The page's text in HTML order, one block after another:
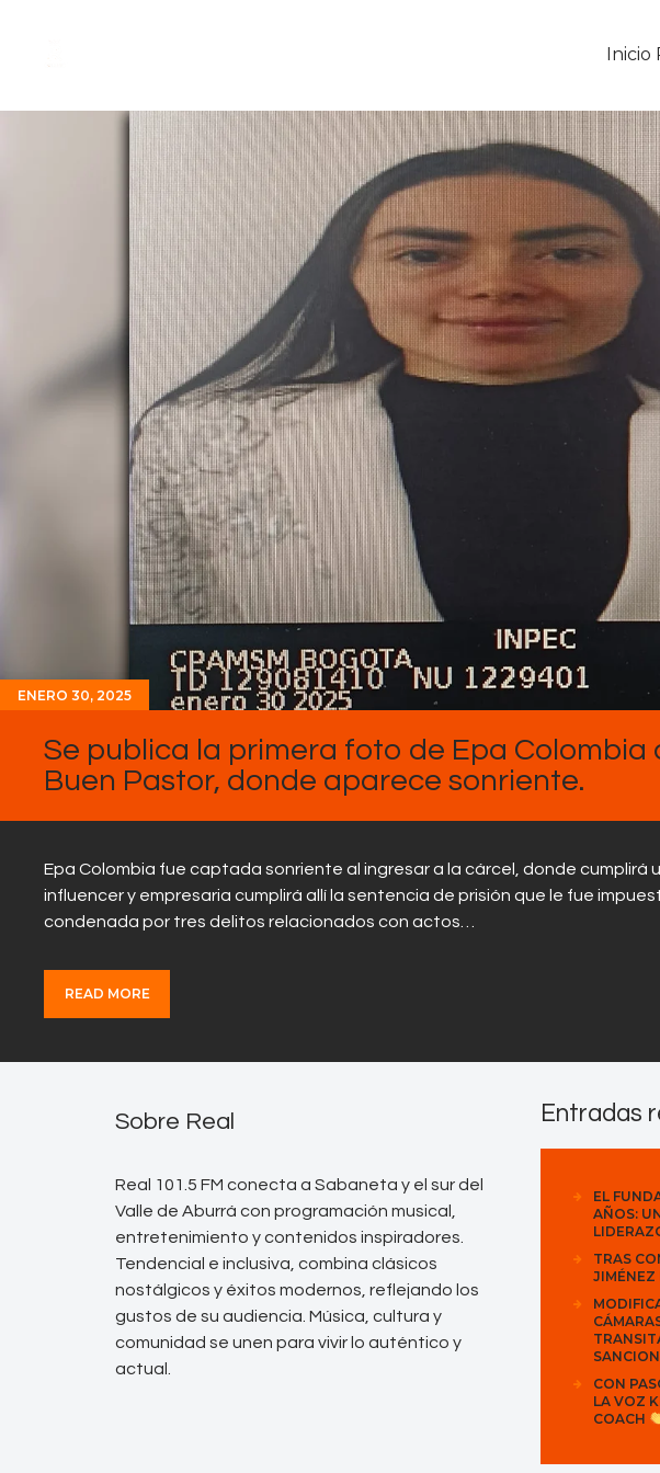
Inicio
En Vivo
Noticias
Equipo
Sobre
Contactos
ENERO 30, 2025
Se publica la primera foto de Epa Colombia
Buen Pastor, donde aparece sonriente.
Epa Colombia fue captada sonriente al ingresar a la cárcel, donde cumplirá
influencer y empresaria cumplirá allí la sentencia de prisión que le fue
condenada por tres delitos relacionados con actos…
READ MORE
Sobre Real
Real 101.5 FM conecta a Sabaneta y el sur del
Valle de Aburrá con programación musical,
entretenimiento y contenidos inspiradores.
Tendencial e inclusiva, combina clásicos
nostálgicos y éxitos modernos, reflejando los
gustos de su audiencia. Música, cultura y
comunidad se unen para vivir lo auténtico y
actual.
Entradas
EL
AÑOS:
TRAS
JIMÉNEZ
CON
LA VOZ
COACH